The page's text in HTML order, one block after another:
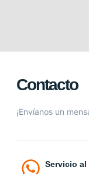
Contacto
¡Envíanos un
Servicio al